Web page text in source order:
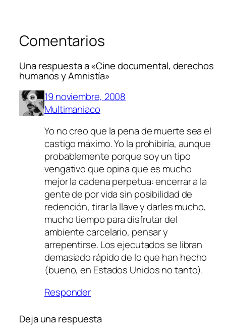
Comentarios
Una respuesta a «Cine documental, derechos
humanos y Amnistía»
19 noviembre, 2008
Multimaniaco
Yo no creo que la pena de muerte sea el
castigo máximo. Yo la prohibiría, aunque
probablemente porque soy un tipo
vengativo que opina que es mucho
mejor la cadena perpetua: encerrar a la
gente de por vida sin posibilidad de
redención, tirar la llave y darles mucho,
mucho tiempo para disfrutar del
ambiente carcelario, pensar y
arrepentirse. Los ejecutados se libran
demasiado rápido de lo que han hecho
(bueno, en Estados Unidos no tanto).
Responder
Deja una respuesta